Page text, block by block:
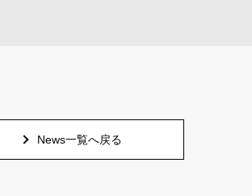
News一覧へ戻る